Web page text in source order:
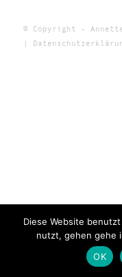
© Copyright -
|
Diese Website
nutzt, gehen gehe
OK